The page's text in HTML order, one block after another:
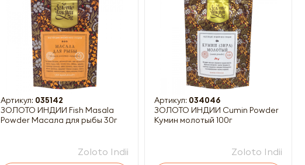
Артикул: 035142
ЗОЛОТО ИНДИИ Fish Masala
Powder Масала для рыбы 30г
Zoloto Indii
Артикул: 034046
ЗОЛОТО ИНДИИ Cumin Powder
Кумин молотый 100г
Zoloto Indii